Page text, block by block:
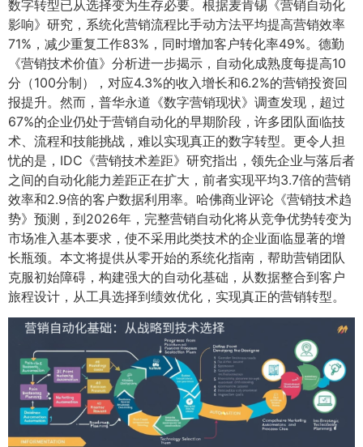
数字转型已从选择变为生存必要。根据麦肯锡《营销自动化
影响》研究，系统化营销流程比手动方法平均提高营销效率
71%，减少重复工作83%，同时增加客户转化率49%。德勤
《营销技术价值》分析进一步揭示，自动化成熟度每提高10
分（100分制），对应4.3%的收入增长和6.2%的营销投资回
报提升。然而，普华永道《数字营销现状》调查发现，超过
67%的企业仍处于营销自动化的早期阶段，许多团队面临技
术、流程和技能挑战，难以实现真正的数字转型。更令人担
忧的是，IDC《营销技术差距》研究指出，领先企业与落后者
之间的自动化能力差距正在扩大，前者实现平均3.7倍的营销
效率和2.9倍的客户数据利用率。哈佛商业评论《营销技术趋
势》预测，到2026年，完整营销自动化将从竞争优势转变为
市场准入基本要求，使不采用此类技术的企业面临显著的增
长瓶颈。本文将提供从零开始的系统化指南，帮助营销团队
克服初始障碍，构建强大的自动化基础，从数据整合到客户
旅程设计，从工具选择到绩效优化，实现真正的营销转型。